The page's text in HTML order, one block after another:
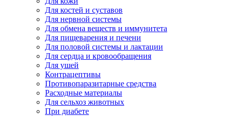
Для костей и суставов
Для нервной системы
Для обмена веществ и иммунитета
Для пищеварения и печени
Для половой системы и лактации
Для сердца и кровообращения
Для ушей
Контрацептивы
Противопаразитарные средства
Расходные материалы
Для сельхоз животных
При диабете